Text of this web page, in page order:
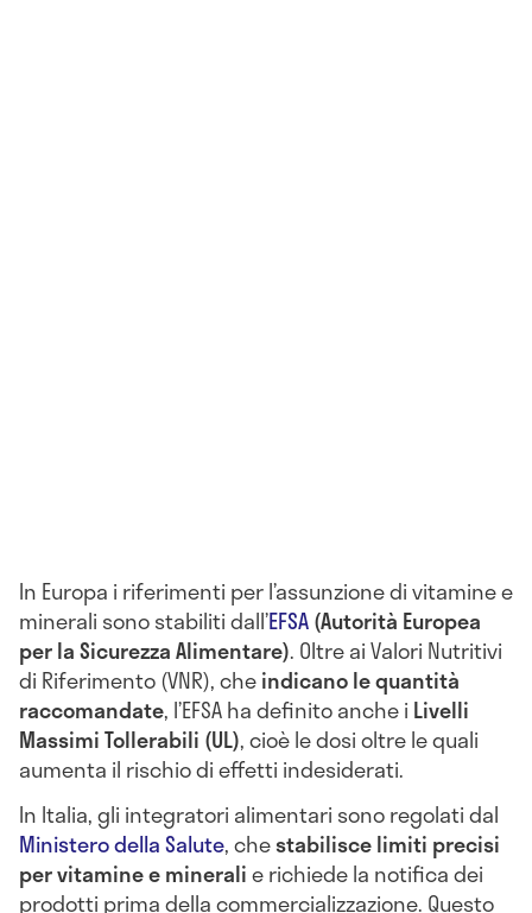
In Europa i riferimenti per l’assunzione di vitamine e
minerali sono stabiliti dall’EFSA(Autorità Europea
per la Sicurezza Alimentare). Oltre ai Valori Nutritivi
di Riferimento (VNR), cheindicano le quantità
raccomandate, l’EFSA ha definito anche i Livelli
Massimi Tollerabili (UL), cioè le dosi oltre le quali
aumenta il rischio di effetti indesiderati.
In Italia, gli integratori alimentari sono regolati dal
Ministero della Salute, chestabilisce limiti precisi
per vitamine e mineralie richiede la notifica dei
prodotti prima della commercializzazione. Questo